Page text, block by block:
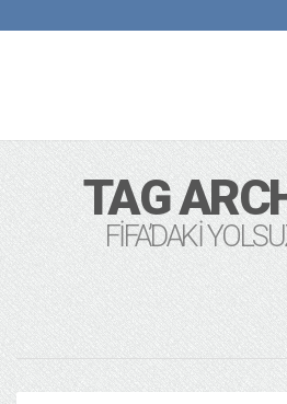
TAG
FIFA’DAKI